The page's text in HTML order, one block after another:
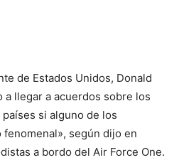
de Estados Unidos, Donald
llegar a acuerdos sobre los
si alguno de los
según dijo en
a bordo del Air Force One.